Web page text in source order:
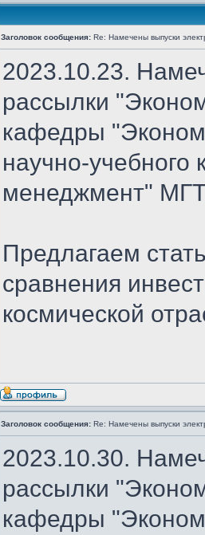
Заголовок сообщения: Re: Намечены выпуски
2023.10.23.
рассылки
кафедры
научно-
менеджмент"
Предлагаем
сравнения
космической
Заголовок сообщения: Re: Намечены выпуски
2023.10.30.
рассылки
кафедры